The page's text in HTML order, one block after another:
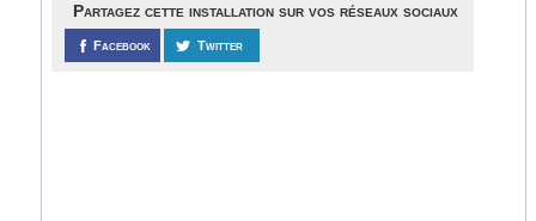
Partagez cette installation sur vos réseaux sociaux
Facebook Twitter